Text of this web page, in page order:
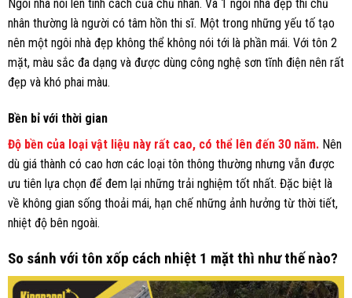
Ngôi nhà nói lên tính cách của chủ nhân. Và 1 ngôi nhà đẹp thì chủ
nhân thường là người có tâm hồn thi sĩ. Một trong những yếu tố tạo
nên một ngôi nhà đẹp không thể không nói tới là phần mái. Với tôn 2
mặt, màu sắc đa dạng và được dùng công nghệ sơn tĩnh điện nên rất
đẹp và khó phai màu.
Bền bỉ với thời gian
Độ bền của loại vật liệu này rất cao, có thể lên đến 30 năm. Nên
dù giá thành có cao hơn các loại tôn thông thường nhưng vẫn được
ưu tiên lựa chọn để đem lại những trải nghiệm tốt nhất. Đặc biệt là
về không gian sống thoải mái, hạn chế những ảnh hưởng từ thời tiết,
nhiệt độ bên ngoài.
So sánh với tôn xốp cách nhiệt 1 mặt thì như thế nào?